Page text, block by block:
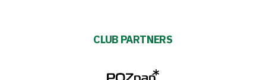
CLUB PARTNERS